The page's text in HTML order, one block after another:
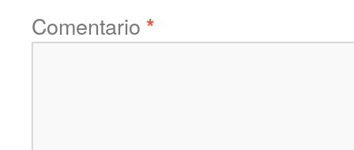
Comentario *